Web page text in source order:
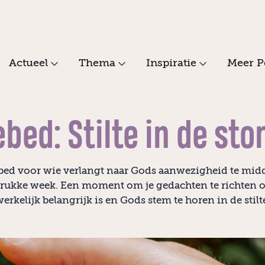
Actueel Thema Inspiratie Meer
Stilte in de
voor wie verlangt naar Gods aanwezigheid te
week. Een moment om je gedachten te richten
belangrijk is en Gods stem te horen in de